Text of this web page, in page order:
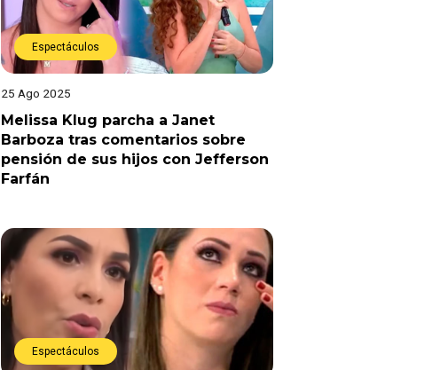
Espectáculos
25 Ago 2025
Melissa Klug parcha a Janet
Barboza tras comentarios sobre
pensión de sus hijos con Jefferson
Farfán
Espectáculos